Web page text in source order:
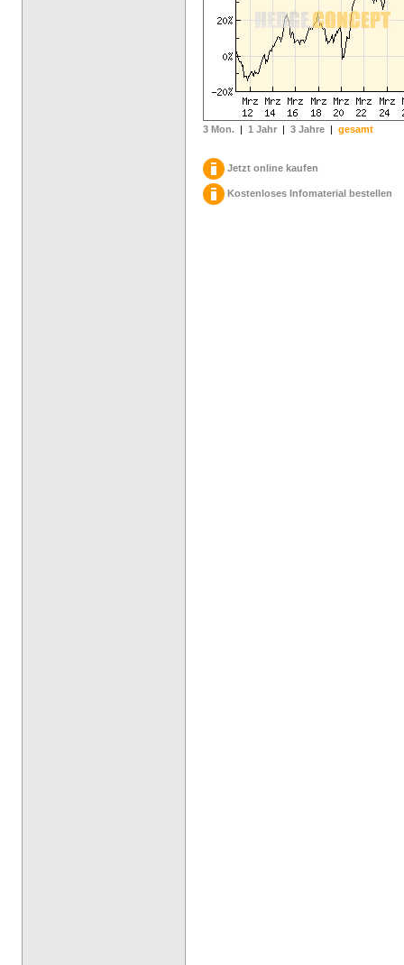
3 Mon. | 1 Jahr | 3 Jahre | gesamt
Jetzt online kaufen
Kostenloses Infomaterial bestellen